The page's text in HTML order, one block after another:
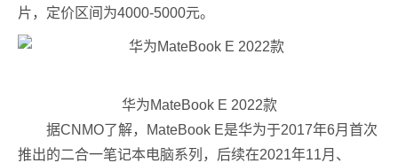
片，定价区间为4000-5000元。
华为MateBook E 2022款
据CNMO了解，MateBook E是华为于2017年6月首次
推出的二合一笔记本电脑系列，后续在2021年11月、